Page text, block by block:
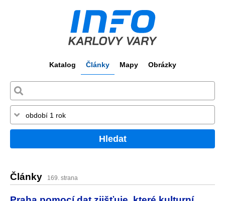
Katalog Články Mapy Obrázky
Hledat
Články 169. strana